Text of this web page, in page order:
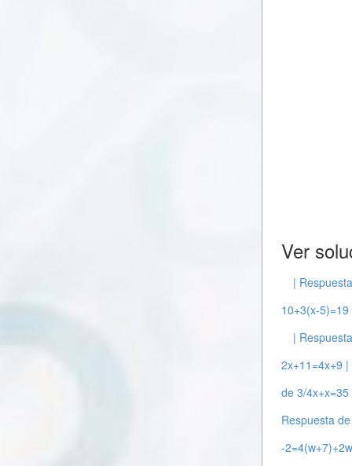
Ver
|
10+3(x-5)=19
|
2x+11=4x+9 |
de 3/4​x+x=35
Respuesta
-